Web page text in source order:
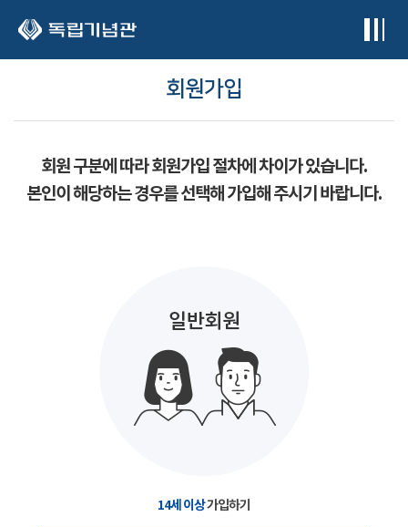
회원가입
회원 구분에 따라 회원가입 절차에 차이가 있습니다.
본인이 해당하는 경우를 선택해 가입해 주시기 바랍니다.
14세 이상가입하기